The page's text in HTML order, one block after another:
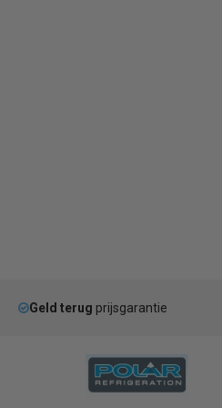
Geld terug prijsgarantie